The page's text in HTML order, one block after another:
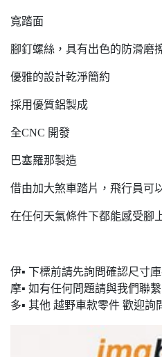
寬踏面
腳釘螺絲，具有出色的防滑磨
優雅的設計乾淨簡約
採用優質鋁製成
全CNC 開發
巴塞羅那製造
借由加大煞車踏片，飛行員可
在任何天氣條件下都能感受腳
伊▪ 下標前請先詢問確認尺寸庫
摩▪ 如有任何問題請與我們聯繫
多▪ 其他 越野車款零件 歡迎詢